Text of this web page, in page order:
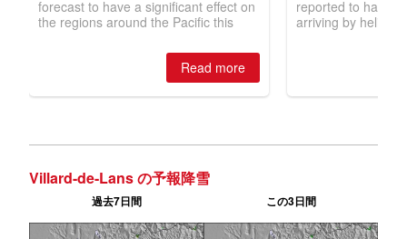
Villard-de-Lans の予報降雪
過去7日間 この3日間